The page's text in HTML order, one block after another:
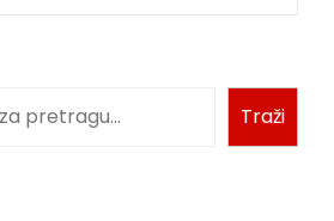
Traži